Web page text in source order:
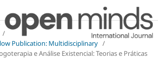
/
Publication: Multidisciplinary /
e Análise Existencial: Teorias e Práticas